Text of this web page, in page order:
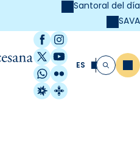
Santoral del día
SAVA
Facebook
Instagram
X / Twitter
YouTube
WhatsApp
Flickr
Radio Estel
Catalunya
ES Buscar